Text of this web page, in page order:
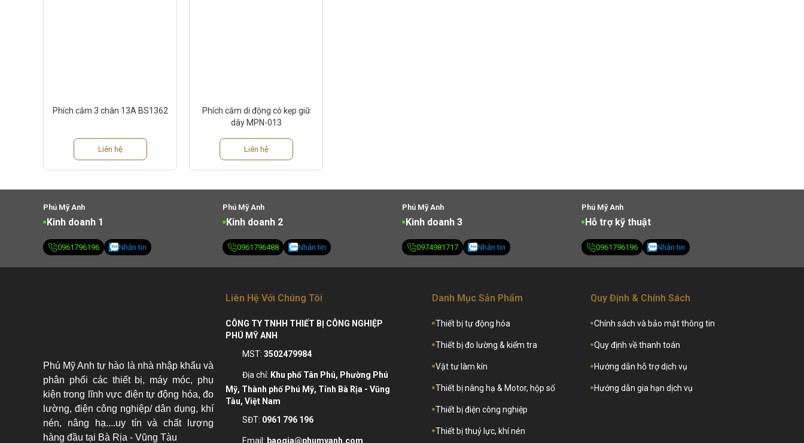
Phích cắm 3 chân 13A BS1362
Liên hệ
Phích cắm di động có kẹp giữ
dây MPN-013
Liên hệ
Phú Mỹ Anh
Kinh doanh 1
0961796196 Nhắn tin
Phú Mỹ Anh
Kinh doanh 2
0961796488 Nhắn tin
Phú Mỹ Anh
Kinh doanh 3
0974981717 Nhắn tin
Phú Mỹ Anh
Hỗ trợ kỹ thuật
0961796196 Nhắn tin
Phú Mỹ Anh tự hào là nhà nhập khẩu và
phân phối các thiết bị, máy móc, phụ
kiện trong lĩnh vực điện tự động hóa, đo
lường, điện công nghiệp/ dân dụng, khí
nén, nâng hạ....uy tín và chất lượng
hàng đầu tại Bà Rịa - Vũng Tàu
Liên Hệ Với Chúng Tôi
CÔNG TY TNHH THIẾT BỊ CÔNG NGHIỆP
PHÚ MỸ ANH
MST: 3502479984
Địa chỉ: Khu phố Tân Phú, Phường Phú
Mỹ, Thành phố Phú Mỹ, Tỉnh Bà Rịa - Vũng
Tàu, Việt Nam
SĐT: 0961 796 196
Email: baogia@phumyanh.com
Danh Mục Sản Phẩm
Thiết bị tự động hóa
Thiết bị đo lường & kiểm tra
Vật tư làm kín
Thiết bị nâng hạ & Motor, hộp số
Thiết bị điện công nghiệp
Thiết bị thuỷ lực, khí nén
Quy Định & Chính Sách
Chính sách và bảo mật thông tin
Quy định về thanh toán
Hướng dẫn hỗ trợ dịch vụ
Hướng dẫn gia hạn dịch vụ